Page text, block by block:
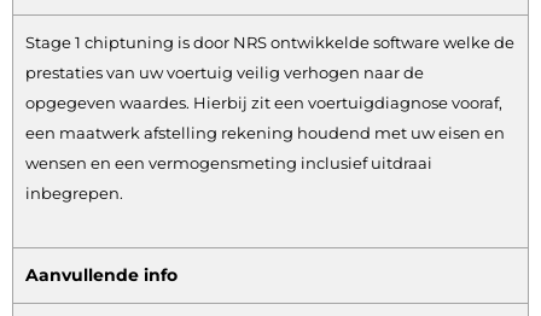
Stage 1 chiptuning is door NRS ontwikkelde software welke de
prestaties van uw voertuig veilig verhogen naar de
opgegeven waardes. Hierbij zit een voertuigdiagnose vooraf,
een maatwerk afstelling rekening houdend met uw eisen en
wensen en een vermogensmeting inclusief uitdraai
inbegrepen.
Aanvullende info